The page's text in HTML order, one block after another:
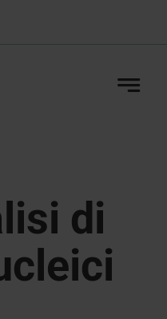
di